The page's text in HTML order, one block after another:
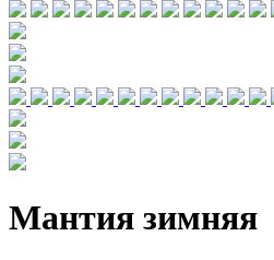
Мантия зимняя